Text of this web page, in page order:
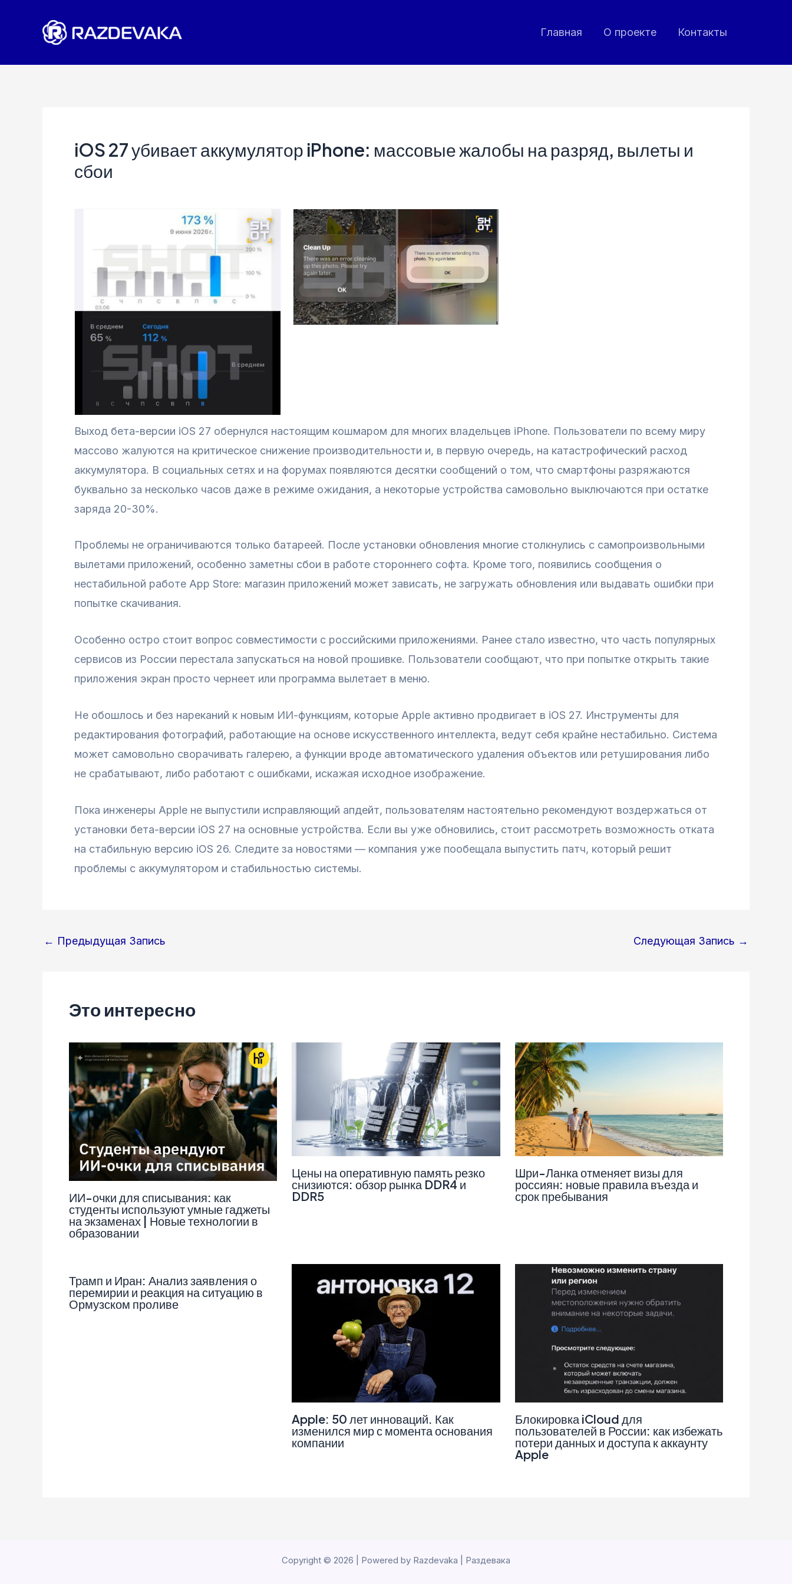
содержимому
Главная О проекте Контакты
iOS 27 убивает аккумулятор iPhone: массовые жалобы на разряд, вылеты и
сбои
Выход бета-версии iOS 27 обернулся настоящим кошмаром для многих владельцев iPhone. Пользователи по всему миру
массово жалуются на критическое снижение производительности и, в первую очередь, на катастрофический расход
аккумулятора. В социальных сетях и на форумах появляются десятки сообщений о том, что смартфоны разряжаются
буквально за несколько часов даже в режиме ожидания, а некоторые устройства самовольно выключаются при остатке
заряда 20-30%.
Проблемы не ограничиваются только батареей. После установки обновления многие столкнулись с самопроизвольными
вылетами приложений, особенно заметны сбои в работе стороннего софта. Кроме того, появились сообщения о
нестабильной работе App Store: магазин приложений может зависать, не загружать обновления или выдавать ошибки при
попытке скачивания.
Особенно остро стоит вопрос совместимости с российскими приложениями. Ранее стало известно, что часть популярных
сервисов из России перестала запускаться на новой прошивке. Пользователи сообщают, что при попытке открыть такие
приложения экран просто чернеет или программа вылетает в меню.
Не обошлось и без нареканий к новым ИИ-функциям, которые Apple активно продвигает в iOS 27. Инструменты для
редактирования фотографий, работающие на основе искусственного интеллекта, ведут себя крайне нестабильно. Система
может самовольно сворачивать галерею, а функции вроде автоматического удаления объектов или ретуширования либо
не срабатывают, либо работают с ошибками, искажая исходное изображение.
Пока инженеры Apple не выпустили исправляющий апдейт, пользователям настоятельно рекомендуют воздержаться от
установки бета-версии iOS 27 на основные устройства. Если вы уже обновились, стоит рассмотреть возможность отката
на стабильную версию iOS 26. Следите за новостями — компания уже пообещала выпустить патч, который решит
проблемы с аккумулятором и стабильностью системы.
Навигация
← Предыдущая Запись Следующая Запись →
Это интересно
ИИ-очки для списывания: как
студенты используют умные гаджеты
на экзаменах | Новые технологии в
образовании
Цены на оперативную память резко
снизиются: обзор рынка DDR4 и
DDR5
Шри-Ланка отменяет визы для
россиян: новые правила въезда и
срок пребывания
Трамп и Иран: Анализ заявления о
перемирии и реакция на ситуацию в
Ормузском проливе
Apple: 50 лет инноваций. Как
изменился мир с момента основания
компании
Блокировка iCloud для
пользователей в России: как избежать
потери данных и доступа к аккаунту
Apple
Copyright © 2026 | Powered by Razdevaka | Раздевака